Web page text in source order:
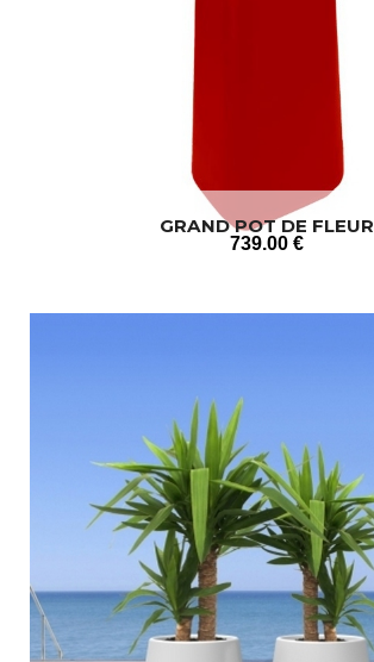
GRAND POT DE FLEUR
739.00 €